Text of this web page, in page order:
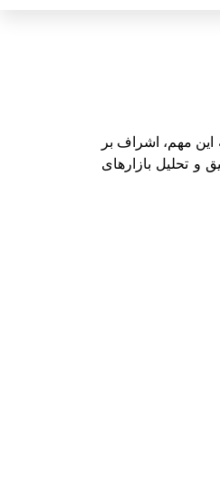
مهم، اشراف بر
و تحلیل بازارهای